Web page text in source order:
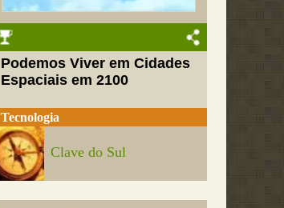
Podemos Viver em Cidades
Espaciais em 2100
Tecnologia
Clave do Sul